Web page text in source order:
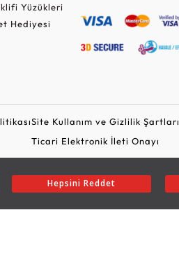
Hepsini Reddet
Yüzükleri
Hediyesi
Site Kullanım ve Gizlilik Şartları
Ticari Elektronik İleti Onayı